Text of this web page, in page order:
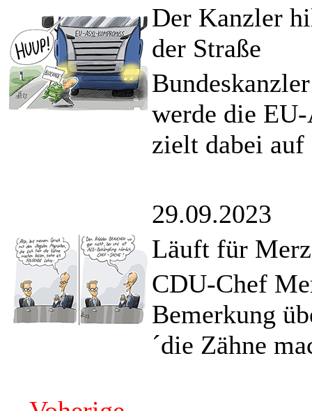
Der Kanzler
der Straße
werde die
zielt dabei auf
29.09.2023
Läuft für Merz
CDU-Chef
Bemerkung
´die Zähne